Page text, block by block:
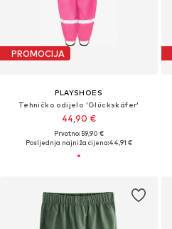
PROMOCIJA
PLAYSHOES
Tehničko odijelo 'Glückskäfer'
44,90 €
Prvotno: 59,90 €
Posljednja najniža cijena:44,91 €